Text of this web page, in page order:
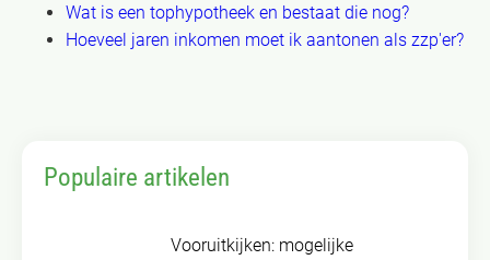
Wat is een tophypotheek en bestaat die nog?
Hoeveel jaren inkomen moet ik aantonen als zzp'er?
Populaire artikelen
Vooruitkijken: mogelijke